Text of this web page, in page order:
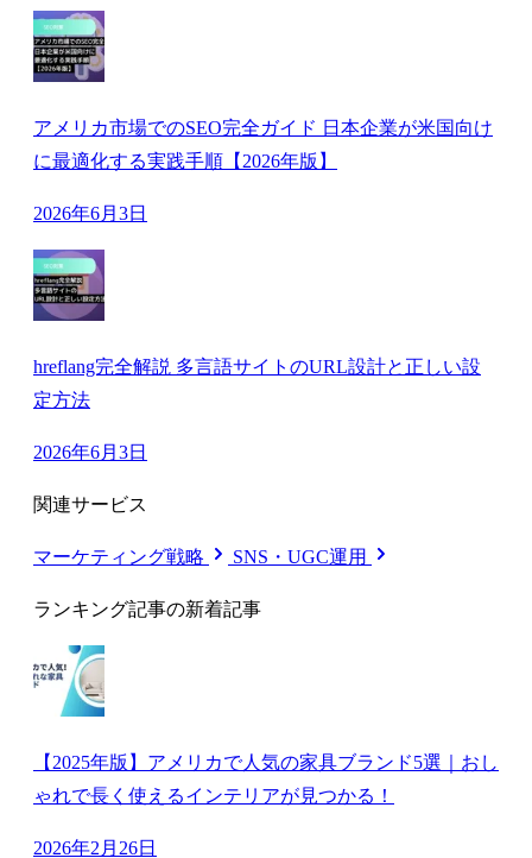
アメリカ市場でのSEO完全ガイド 日本企業が米国向け
に最適化する実践手順【2026年版】
2026年6月3日
hreflang完全解説 多言語サイトのURL設計と正しい設
定方法
2026年6月3日
関連サービス
マーケティング戦略 SNS・UGC運用
ランキング記事の新着記事
【2025年版】アメリカで人気の家具ブランド5選｜おし
ゃれで長く使えるインテリアが見つかる！
2026年2月26日